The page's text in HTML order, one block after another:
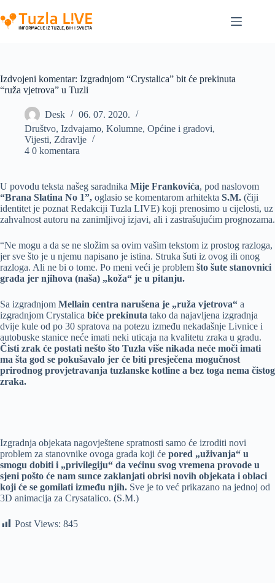
to
content
Izdvojeni komentar: Izgradnjom “Crystalica” bit će prekinuta
“ruža vjetrova” u Tuzli
Desk
06. 07. 2020.
Društvo, Izdvajamo, Kolumne, Općine i gradovi,
Vijesti, Zdravlje
4 0 komentara
U povodu teksta našeg saradnika Mije Frankovića, pod naslovom
“Brana Slatina No 1”, oglasio se komentarom arhitekta S.M. (čiji
identitet je poznat Redakciji Tuzla LIVE) koji prenosimo u cijelosti, uz
zahvalnost autoru na zanimljivoj izjavi, ali i zastrašujućim prognozama.
“Ne mogu a da se ne složim sa ovim vašim tekstom iz prostog razloga,
jer sve što je u njemu napisano je istina. Struka šuti iz ovog ili onog
razloga. Ali ne bi o tome. Po meni veći je problem što šute stanovnici
grada jer njihova (naša) „koža“ je u pitanju.
Sa izgradnjom Mellain centra narušena je „ruža vjetrova“ a
izgradnjom Crystalica biće prekinuta tako da najavljena izgradnja
dvije kule od po 30 spratova na potezu između nekadašnje Livnice i
autobuske stanice neće imati neki uticaja na kvalitetu zraka u gradu.
Čisti zrak će postati nešto što Tuzla više nikada neće moči imati
ma šta god se pokušavalo jer će biti presječena mogučnost
prirodnog provjetravanja tuzlanske kotline a bez toga nema čistog
zraka.
Izgradnja objekata nagovještene spratnosti samo će izroditi novi
problem za stanovnike ovoga grada koji će pored „uživanja“ u
smogu dobiti i „privilegiju“ da većinu svog vremena provode u
sjeni pošto će nam sunce zaklanjati obrisi novih objekata i oblaci
koji će se gomilati između njih. Sve je to već prikazano na jednoj od
3D animacija za Crysatalico. (S.M.)
Post Views: 845